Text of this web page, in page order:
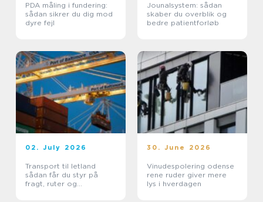
PDA måling i fundering:
sådan sikrer du dig mod
dyre fejl
Jounalsystem: sådan
skaber du overblik og
bedre patientforløb
02. July 2026
Transport til letland
sådan får du styr på
fragt, ruter og
30. June 2026
Vinudespolering odense
rene ruder giver mere
lys i hverdagen